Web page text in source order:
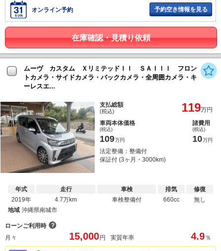
オンライン予約 予約空き情報を見る
在庫確認・見積り依頼
ムーヴ カスタム ＸリミテッドＩＩ ＳＡＩＩＩ フロン
トカメラ・サイドカメラ・バックカメラ・全周囲カメラ・キ
ーレスエ...
支払総額
(税込) 119万円
車両本体価格
(税込)
109万円
諸費用
(税込)
10万円
法定整備：整備付
保証付 (3ヶ月・3000km)
年式
2019年
走行
4.7万km
車検
車検整備付
排気
660cc
修復
無し
地域 沖縄県南城市
ローンご利用時 ？
月々
15,000 円 実質年率 4.9 ％